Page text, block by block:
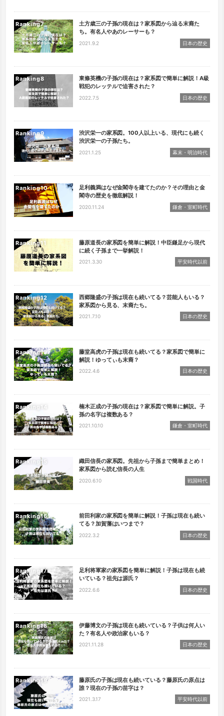
Ranking
土方歳三の子孫の現在は？家系図から辿る末裔た
ち。有名人やあのレーサーも？
2021.9.2 日本の歴史
Ranking
東條英機の子孫の現在は？家系図で簡単に解説！A級
戦犯のレッテルで迫害された？
2022.7.5 日本の歴史
Ranking
渋沢栄一の家系図。100人以上いる、現代にも続く
渋沢栄一の子孫たち。
2021.1.25 幕末・明治時代
Ranking
足利義満はなぜ金閣寺を建てたのか？その理由と金
閣寺の歴史を徹底解説！
2020.11.24 鎌倉・室町時代
Ranking
藤原道長の家系図を簡単に解説！中臣鎌足から現代
に続く子孫まで一挙解説！
2021.3.30 平安時代以前
Ranking
西郷隆盛の子孫は現在も続いてる？芸能人もいる？
家系図から見る、末裔たち。
2021.7.10 日本の歴史
Ranking
藤堂高虎の子孫は現在も続いてる？家系図で簡単に
解説！ゆってぃも末裔？
2022.4.6 日本の歴史
Ranking
楠木正成の子孫の現在は？家系図で簡単に解説。子
孫の名字は複数ある？
2021.10.10 鎌倉・室町時代
Ranking
織田信長の家系図。先祖から子孫まで簡単まとめ！
家系図から読む信長の人生
2020.6.10 戦国時代
Ranking
前田利家の家系図を簡単に解説！子孫は現在も続い
てる？加賀藩はいつまで？
2022.3.2 日本の歴史
Ranking
足利将軍家の家系図を簡単に解説！子孫は現在も続
いている？祖先は源氏？
2022.6.6 日本の歴史
Ranking
伊藤博文の子孫は現在も続いている？子供は何人い
た？有名人や政治家もいる？
2021.11.28 日本の歴史
Ranking
藤原氏の子孫は現在も続いている？藤原氏の原点は
誰？現在の子孫の苗字は？
2021.3.17 平安時代以前